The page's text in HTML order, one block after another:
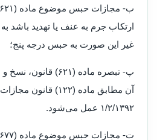
ارتکاب جرم به عنف یا تهدید باشد
غیر این صورت به حبس درجه پنج؛
پ- تبصره ماده (۶۲۱)
آن مطابق ماده (۱۲۲)
۱/۲/۱۳۹۲ عمل می‌شود
.